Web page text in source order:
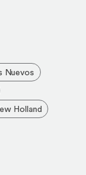
Nuevos
Holland